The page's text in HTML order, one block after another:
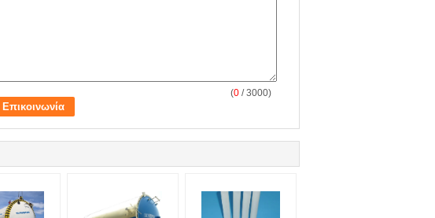
(0 / 3000)